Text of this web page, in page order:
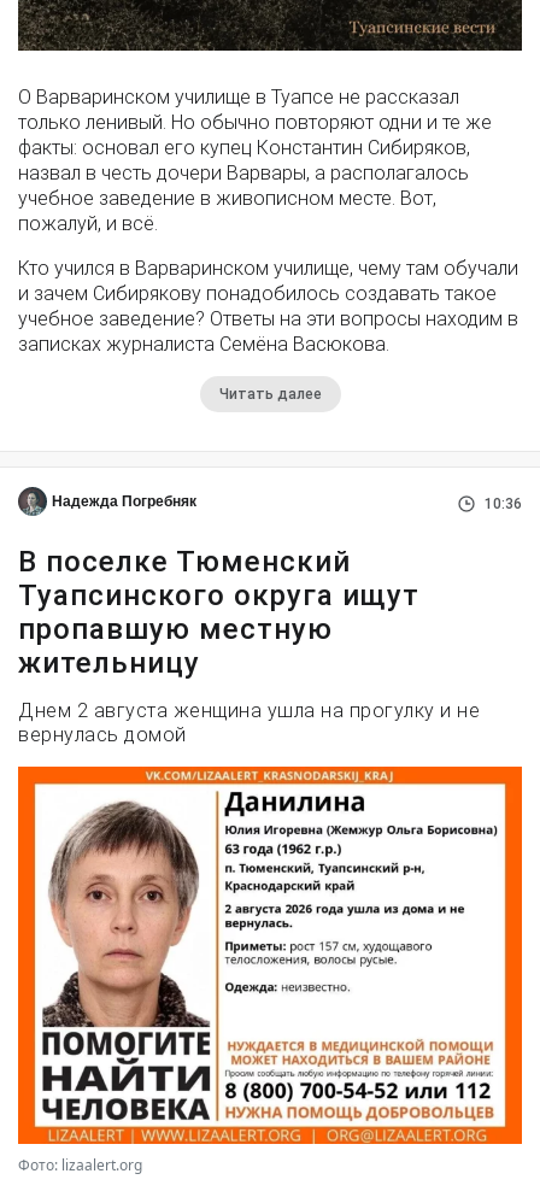
О Варваринском училище в Туапсе не рассказал
только ленивый. Но обычно повторяют одни и те же
факты: основал его купец Константин Сибиряков,
назвал в честь дочери Варвары, а располагалось
учебное заведение в живописном месте. Вот,
пожалуй, и всё.
Кто учился в Варваринском училище, чему там обучали
и зачем Сибирякову понадобилось создавать такое
учебное заведение? Ответы на эти вопросы находим в
записках журналиста Семёна Васюкова.
Читать далее
Надежда Погребняк 10:36
В поселке Тюменский
Туапсинского округа ищут
пропавшую местную
жительницу
Днем 2 августа женщина ушла на прогулку и не
вернулась домой
Фото: lizaalert.org